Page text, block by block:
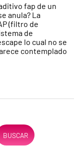
fap de un
anula? La
(filtro de
de
lo cual no se
contemplado
BUSCAR